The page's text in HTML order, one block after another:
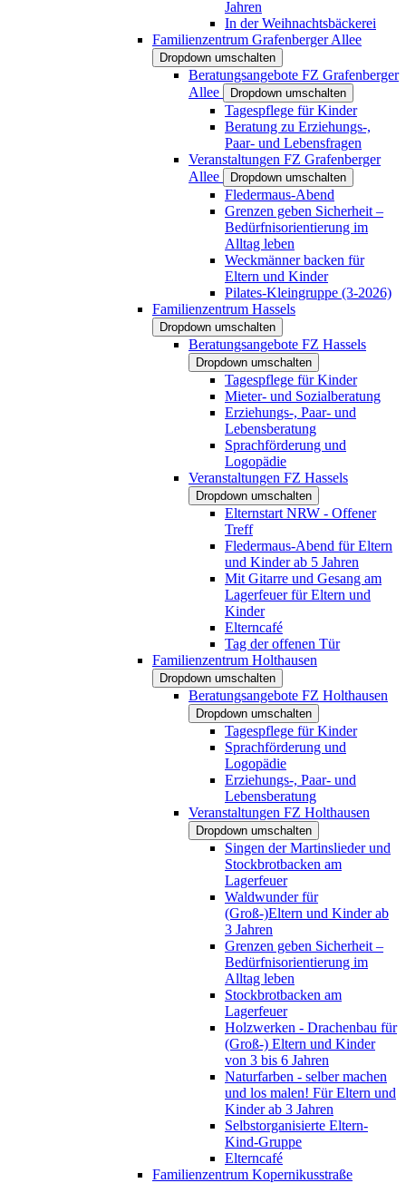
Jahren
In der Weihnachtsbäckerei
Familienzentrum Grafenberger Allee
Dropdown umschalten
Beratungsangebote FZ Grafenberger
Allee
Dropdown umschalten
Tagespflege für Kinder
Beratung zu Erziehungs-,
Paar- und Lebensfragen
Veranstaltungen FZ Grafenberger
Allee
Dropdown umschalten
Fledermaus-Abend
Grenzen geben Sicherheit –
Bedürfnisorientierung im
Alltag leben
Weckmänner backen für
Eltern und Kinder
Pilates-Kleingruppe (3-2026)
Familienzentrum Hassels
Dropdown umschalten
Beratungsangebote FZ Hassels
Dropdown umschalten
Tagespflege für Kinder
Mieter- und Sozialberatung
Erziehungs-, Paar- und
Lebensberatung
Sprachförderung und
Logopädie
Veranstaltungen FZ Hassels
Dropdown umschalten
Elternstart NRW - Offener
Treff
Fledermaus-Abend für Eltern
und Kinder ab 5 Jahren
Mit Gitarre und Gesang am
Lagerfeuer für Eltern und
Kinder
Elterncafé
Tag der offenen Tür
Familienzentrum Holthausen
Dropdown umschalten
Beratungsangebote FZ Holthausen
Dropdown umschalten
Tagespflege für Kinder
Sprachförderung und
Logopädie
Erziehungs-, Paar- und
Lebensberatung
Veranstaltungen FZ Holthausen
Dropdown umschalten
Singen der Martinslieder und
Stockbrotbacken am
Lagerfeuer
Waldwunder für
(Groß-)Eltern und Kinder ab
3 Jahren
Grenzen geben Sicherheit –
Bedürfnisorientierung im
Alltag leben
Stockbrotbacken am
Lagerfeuer
Holzwerken - Drachenbau für
(Groß-) Eltern und Kinder
von 3 bis 6 Jahren
Naturfarben - selber machen
und los malen! Für Eltern und
Kinder ab 3 Jahren
Selbstorganisierte Eltern-
Kind-Gruppe
Elterncafé
Familienzentrum Kopernikusstraße